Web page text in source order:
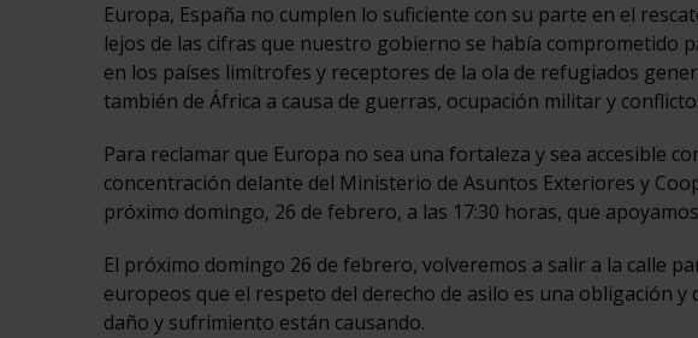
Europa, España no cumplen lo suficiente con su parte en el
lejos de las cifras que nuestro gobierno se había comprometido
en los países limítrofes y receptores de la ola de refugiados
también de África a causa de guerras, ocupación militar y
Para reclamar que Europa no sea una fortaleza y sea accesible
concentración delante del Ministerio de Asuntos Exteriores y
próximo domingo, 26 de febrero, a las 17:30 horas, que
El próximo domingo 26 de febrero, volveremos a salir a la calle
europeos que el respeto del derecho de asilo es una obligación
daño y sufrimiento están causando.